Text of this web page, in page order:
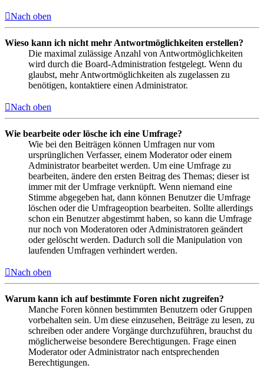
Nach oben
Wieso kann ich nicht mehr Antwortmöglichkeiten erstellen?
Die maximal zulässige Anzahl von Antwortmöglichkeiten
wird durch die Board-Administration festgelegt. Wenn du
glaubst, mehr Antwortmöglichkeiten als zugelassen zu
benötigen, kontaktiere einen Administrator.
Nach oben
Wie bearbeite oder lösche ich eine Umfrage?
Wie bei den Beiträgen können Umfragen nur vom
ursprünglichen Verfasser, einem Moderator oder einem
Administrator bearbeitet werden. Um eine Umfrage zu
bearbeiten, ändere den ersten Beitrag des Themas; dieser ist
immer mit der Umfrage verknüpft. Wenn niemand eine
Stimme abgegeben hat, dann können Benutzer die Umfrage
löschen oder die Umfrageoption bearbeiten. Sollte allerdings
schon ein Benutzer abgestimmt haben, so kann die Umfrage
nur noch von Moderatoren oder Administratoren geändert
oder gelöscht werden. Dadurch soll die Manipulation von
laufenden Umfragen verhindert werden.
Nach oben
Warum kann ich auf bestimmte Foren nicht zugreifen?
Manche Foren können bestimmten Benutzern oder Gruppen
vorbehalten sein. Um diese einzusehen, Beiträge zu lesen, zu
schreiben oder andere Vorgänge durchzuführen, brauchst du
möglicherweise besondere Berechtigungen. Frage einen
Moderator oder Administrator nach entsprechenden
Berechtigungen.